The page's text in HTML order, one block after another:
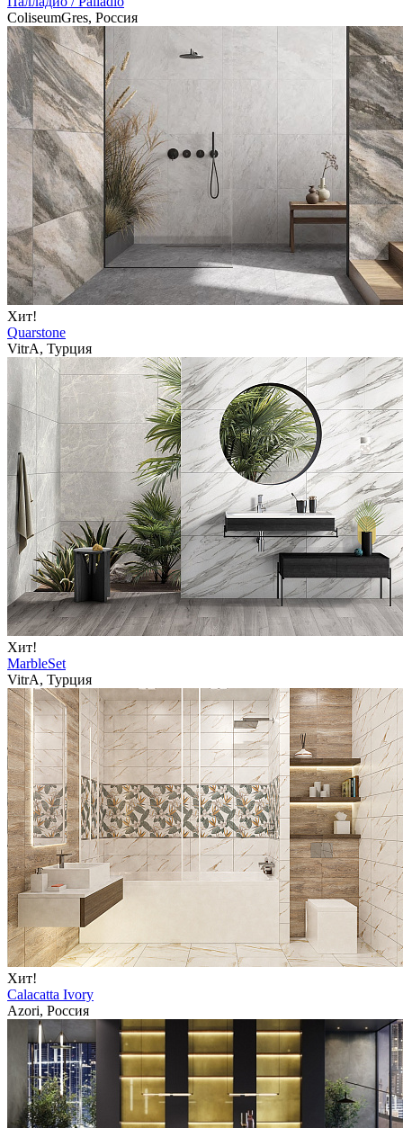
ColiseumGres, Россия
Хит!
Quarstone
VitrA, Турция
Хит!
MarbleSet
VitrA, Турция
Хит!
Calacatta Ivory
Azori, Россия